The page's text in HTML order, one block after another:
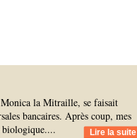
la Mitraille, se faisait
bancaires. Après coup, mes
... Lire la suite